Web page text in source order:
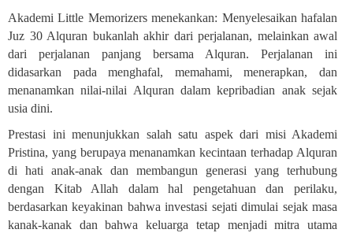
Akademi Little Memorizers menekankan: Menyelesaikan hafalan
Juz 30 Alquran bukanlah akhir dari perjalanan, melainkan awal
dari perjalanan panjang bersama Alquran. Perjalanan ini
didasarkan pada menghafal, memahami, menerapkan, dan
menanamkan nilai-nilai Alquran dalam kepribadian anak sejak
usia dini.
Prestasi ini menunjukkan salah satu aspek dari misi Akademi
Pristina, yang berupaya menanamkan kecintaan terhadap Alquran
di hati anak-anak dan membangun generasi yang terhubung
dengan Kitab Allah dalam hal pengetahuan dan perilaku,
berdasarkan keyakinan bahwa investasi sejati dimulai sejak masa
kanak-kanak dan bahwa keluarga tetap menjadi mitra utama